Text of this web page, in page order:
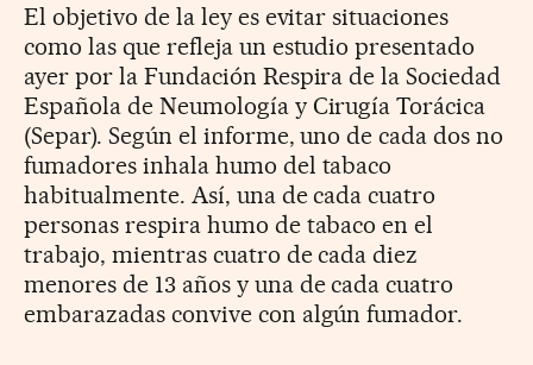
El objetivo de la ley es evitar situaciones
como las que refleja un estudio presentado
ayer por la Fundación Respira de la Sociedad
Española de Neumología y Cirugía Torácica
(Separ). Según el informe, uno de cada dos no
fumadores inhala humo del tabaco
habitualmente. Así, una de cada cuatro
personas respira humo de tabaco en el
trabajo, mientras cuatro de cada diez
menores de 13 años y una de cada cuatro
embarazadas convive con algún fumador.